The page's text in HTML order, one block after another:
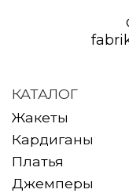
КАТАЛОГ
Жакеты
Кардиганы
Платья
Джемперы